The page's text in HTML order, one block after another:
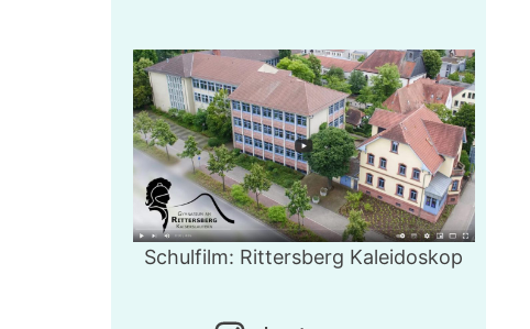
Schulfilm: Rittersberg Kaleidoskop